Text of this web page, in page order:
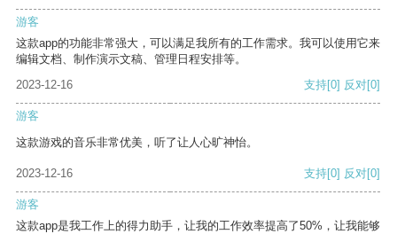
游客
这款app的功能非常强大，可以满足我所有的工作需求。我可以使用它来
编辑文档、制作演示文稿、管理日程安排等。
2023-12-16
支持[0] 反对[0]
游客
这款游戏的音乐非常优美，听了让人心旷神怡。
2023-12-16 支持[0] 反对[0]
游客
这款app是我工作上的得力助手，让我的工作效率提高了50%，让我能够